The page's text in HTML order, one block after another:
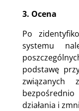
3. Ocena
Po
systemu
podstawę
związanych
działania i